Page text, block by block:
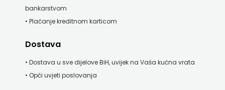
Twins
GLUTEN
bankarstvom
• Plaćanje kreditnom karticom
Dostava
• Dostava u sve dijelove BiH, uvijek na Vaša kućna vrata
• Opći uvjeti poslovanja